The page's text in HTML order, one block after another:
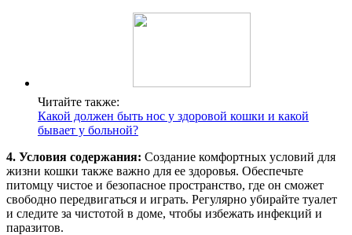
Читайте также:
Какой должен быть нос у здоровой кошки и какой
бывает у больной?
4. Условия содержания: Создание комфортных условий для
жизни кошки также важно для ее здоровья. Обеспечьте
питомцу чистое и безопасное пространство, где он сможет
свободно передвигаться и играть. Регулярно убирайте туалет
и следите за чистотой в доме, чтобы избежать инфекций и
паразитов.